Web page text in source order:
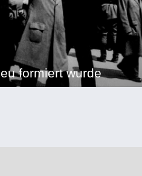
formiert wurde